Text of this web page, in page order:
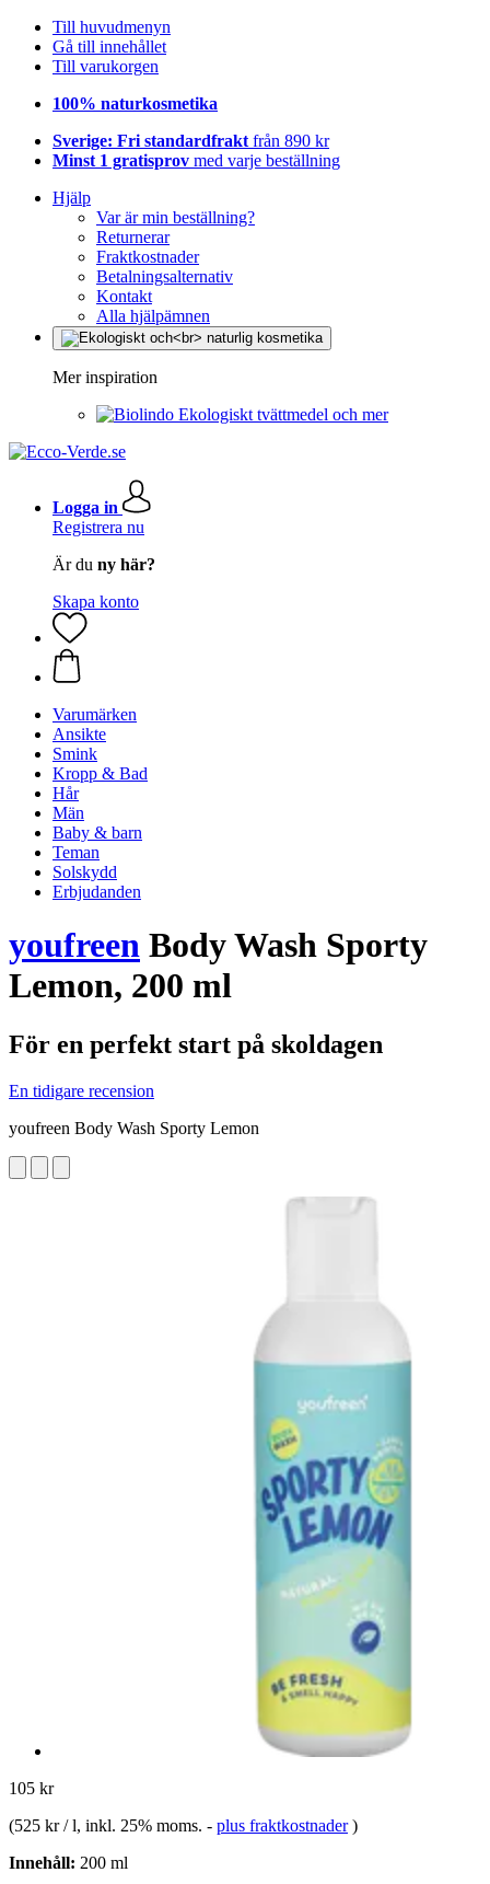
Till huvudmenyn
Gå till innehållet
Till varukorgen
100% naturkosmetika
Sverige: Fri standardfrakt från 890 kr
Minst 1 gratisprov med varje beställning
Hjälp
Var är min beställning?
Returnerar
Fraktkostnader
Betalningsalternativ
Kontakt
Alla hjälpämnen
Mer inspiration
Ekologiskt tvättmedel och mer
Logga in
Registrera nu
Är du ny här?
Skapa konto
Varumärken
Ansikte
Smink
Kropp & Bad
Hår
Män
Baby & barn
Teman
Solskydd
Erbjudanden
youfreen Body Wash Sporty
Lemon, 200 ml
För en perfekt start på skoldagen
En tidigare recension
youfreen Body Wash Sporty Lemon
105 kr
(525 kr / l, inkl. 25% moms. - plus fraktkostnader )
Innehåll: 200 ml